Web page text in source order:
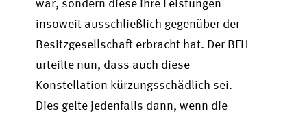
war, sondern diese ihre Leistungen
insoweit ausschließlich gegenüber der
Besitzgesellschaft erbracht hat. Der BFH
urteilte nun, dass auch diese
Konstellation kürzungsschädlich sei.
Dies gelte jedenfalls dann, wenn die